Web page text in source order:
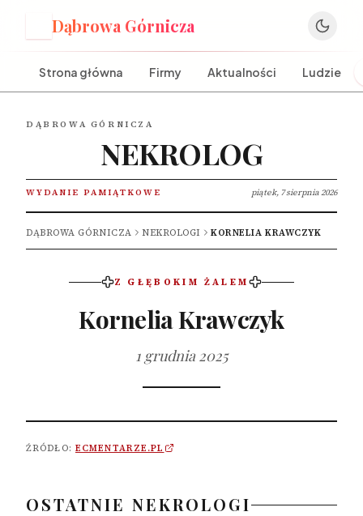
Dąbrowa Górnicza
Strona główna Firmy Aktualności Ludzie
DĄBROWA GÓRNICZA
NEKROLOG
WYDANIE PAMIĄTKOWE piątek, 7 sierpnia 2026
DĄBROWA GÓRNICZA NEKROLOGI KORNELIA KRAWCZYK
Z GŁĘBOKIM ŻALEM
Kornelia Krawczyk
1 grudnia 2025
ŹRÓDŁO: ECMENTARZE.PL
OSTATNIE NEKROLOGI